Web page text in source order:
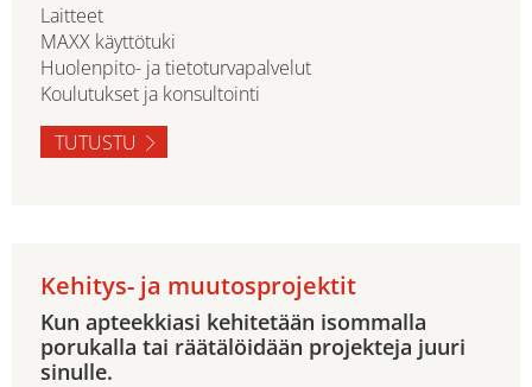
Laitteet
MAXX käyttötuki
Huolenpito- ja tietoturvapalvelut
Koulutukset ja konsultointi
TUTUSTU
Kehitys- ja muutosprojektit
Kun apteekkiasi kehitetään isommalla
porukalla tai räätälöidään projekteja juuri
sinulle.